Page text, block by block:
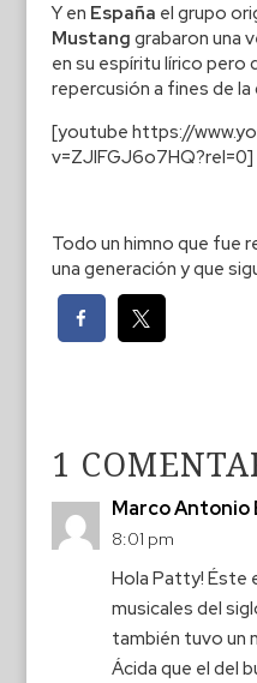
Y en España el grupo
Mustang grabaron una
en su espíritu lírico pero
repercusión a fines de
[youtube https://
v=ZJIFGJ6o7HQ?rel=0]
Todo un himno que fue
una generación y que
1
Marco Antonio
8:01 pm
Hola Patty! Éste
musicales del
también tuvo un
Ácida que el del